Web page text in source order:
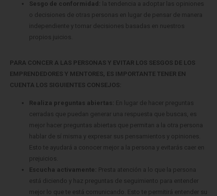
Sesgo de conformidad: la tendencia a adoptar las opiniones
o decisiones de otras personas en lugar de pensar de manera
independiente y tomar decisiones basadas en nuestros
propios juicios.
PARA CONCER A LAS PERSONAS Y EVITAR LOS SESGOS DE LOS
EMPRENDEDORES Y MENTORES, ES IMPORTANTE TENER EN
CUENTA LOS SIGUIENTES CONSEJOS:
Realiza preguntas abiertas: En lugar de hacer preguntas
cerradas que puedan generar una respuesta que buscas, es
mejor hacer preguntas abiertas que permitan a la otra persona
hablar de sí misma y expresar sus pensamientos y opiniones.
Esto te ayudará a conocer mejor a la persona y evitarás caer en
prejuicios.
Escucha activamente: Presta atención a lo que la persona
está diciendo y haz preguntas de seguimiento para entender
mejor lo que te está comunicando. Esto te permitirá entender su